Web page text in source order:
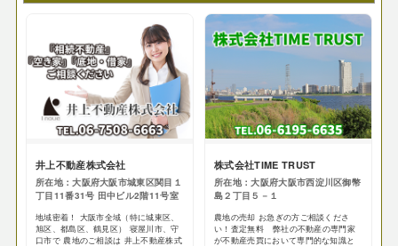
井上不動産株式会社
所在地：大阪府大阪市城東区関目１
丁目11番31号 田中ビル2階11号室
地域密着！ 大阪市全域（特に城東区、
旭区、都島区、鶴見区） 寝屋川市、守
口市で 農地のご相談は 井上不動産株式
株式会社TIME TRUST
所在地：大阪府大阪市西淀川区御幣
島２丁目５－１
農地の売却 お急ぎの方ご相談くださ
い！査定無料 弊社の不動産の専門家
が不動産売買において専門的な知識と